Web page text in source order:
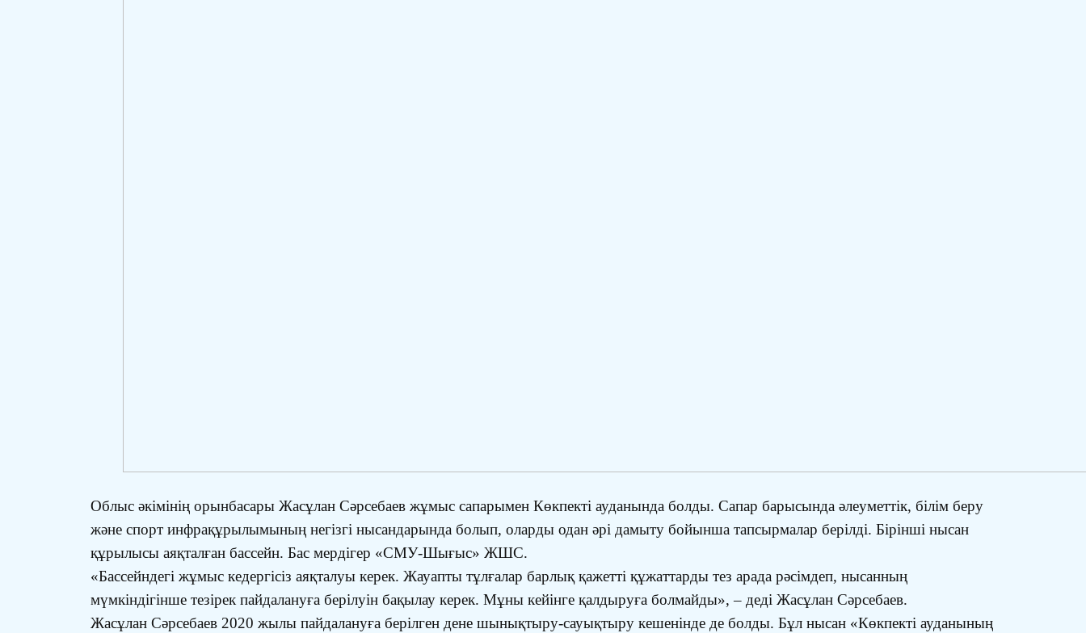
Облыс әкімінің орынбасары Жасұлан Сәрсебаев жұмыс сапарымен Көкпекті ауданында болды. Сапар барысында әлеуметтік, білім беру
және спорт инфрақұрылымының негізгі нысандарында болып, оларды одан әрі дамыту бойынша тапсырмалар берілді. Бірінші нысан
құрылысы аяқталған бассейн. Бас мердігер «СМУ-Шығыс» ЖШС.
«Бассейндегі жұмыс кедергісіз аяқталуы керек. Жауапты тұлғалар барлық қажетті құжаттарды тез арада рәсімдеп, нысанның
мүмкіндігінше тезірек пайдалануға берілуін бақылау керек. Мұны кейінге қалдыруға болмайды», – деді Жасұлан Сәрсебаев.
Жасұлан Сәрсебаев 2020 жылы пайдалануға берілген дене шынықтыру-сауықтыру кешенінде де болды. Бұл нысан «Көкпекті ауданының